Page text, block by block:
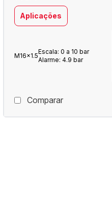
Aplicações
M16x1.5
Escala: 0 a 10 bar
Alarme: 4.9 bar
Comparar